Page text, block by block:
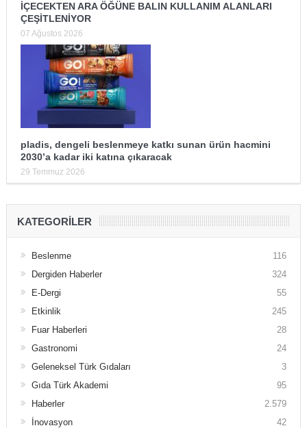
İÇECEKTEN ARA ÖĞÜNE BALIN KULLANIM ALANLARI
ÇEŞİTLENİYOR
07 Ağustos 2026
pladis, dengeli beslenmeye katkı sunan ürün hacmini
2030’a kadar iki katına çıkaracak
29 Temmuz 2026
KATEGORILER
Beslenme
116
Dergiden Haberler
324
E-Dergi
55
Etkinlik
245
Fuar Haberleri
28
Gastronomi
24
Geleneksel Türk Gıdaları
3
Gıda Türk Akademi
95
Haberler
2.579
İnovasyon
42